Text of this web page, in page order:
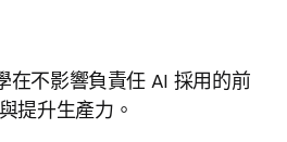
在不影響負責任 AI 採用的前
提升生產力。